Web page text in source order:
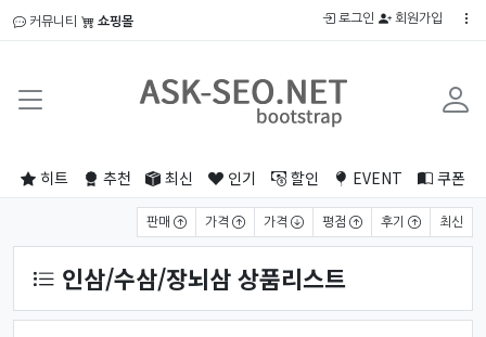
커뮤니티 쇼핑몰 로그인 회원가입
히트 추천 최신 인기 할인 EVENT 쿠폰
판매 가격 가격 평점 후기 최신
인삼/수삼/장뇌삼 상품리스트